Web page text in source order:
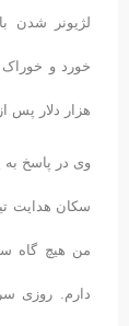
لژیونر شدن
هزار دلار پس
وی در پاسخ به
سکان هدایت
من هیچ گاه
دارم. روزی